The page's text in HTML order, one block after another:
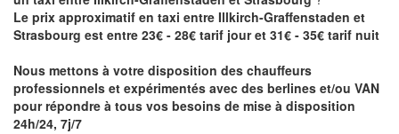
Le prix approximatif en taxi entre Illkirch-Graffenstaden et
Strasbourg est entre 23€ - 28€ tarif jour et 31€ - 35€ tarif nuit
Nous mettons à votre disposition des chauffeurs
professionnels et expérimentés avec des berlines et/ou VAN
pour répondre à tous vos besoins de mise à disposition
24h/24, 7j/7